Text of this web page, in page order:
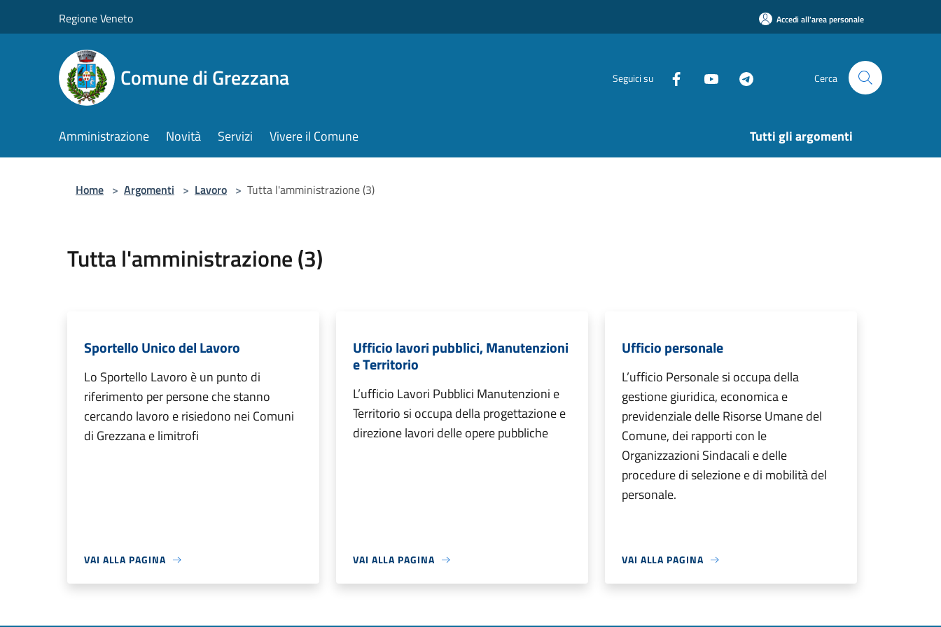
Regione Veneto Accedi all'area personale
Comune di Grezzana Seguici su Cerca
Amministrazione Novità Servizi Vivere il Comune Tutti gli argomenti
Home > Argomenti > Lavoro > Tutta l'amministrazione (3)
Tutta l'amministrazione (3)
Sportello Unico del Lavoro
Lo Sportello Lavoro è un punto di
riferimento per persone che stanno
cercando lavoro e risiedono nei Comuni
di Grezzana e limitrofi
VAI ALLA PAGINA
Ufficio lavori pubblici, Manutenzioni
e Territorio
L’ufficio Lavori Pubblici Manutenzioni e
Territorio si occupa della progettazione e
direzione lavori delle opere pubbliche
VAI ALLA PAGINA
Ufficio personale
L’ufficio Personale si occupa della
gestione giuridica, economica e
previdenziale delle Risorse Umane del
Comune, dei rapporti con le
Organizzazioni Sindacali e delle
procedure di selezione e di mobilità del
personale.
VAI ALLA PAGINA